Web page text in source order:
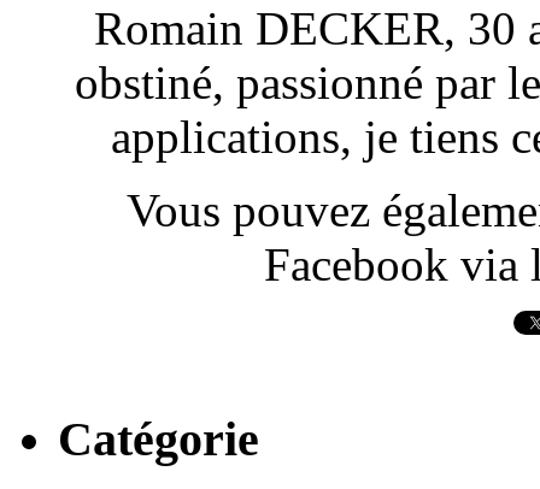
Romain DECKER, 30
obstiné, passionné par
applications, je tiens
Vous pouvez
Facebook via
Catégorie